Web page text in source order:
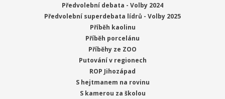
Předvolební debata - Volby 2024
Předvolební superdebata lídrů - Volby 2025
Příběh kaolinu
Příběh porcelánu
Příběhy ze ZOO
Putování v regionech
ROP Jihozápad
S hejtmanem na rovinu
S kamerou za školou